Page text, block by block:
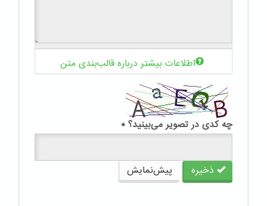
اطلاعات بیشتر درباره قالب‌بندی متن
چه کدی در تصویر می‌بینید؟ *
ذخیره پیش‌نمایش